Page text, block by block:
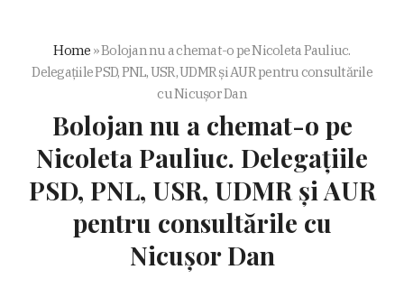
Home »Bolojan nu a chemat-o pe Nicoleta Pauliuc.
Delegațiile PSD, PNL, USR, UDMR și AUR pentru consultările
cu Nicușor Dan
Bolojan nu a chemat-o pe
Nicoleta Pauliuc. Delegațiile
PSD, PNL, USR, UDMR și AUR
pentru consultările cu
Nicușor Dan